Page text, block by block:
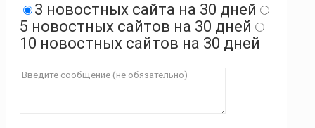
3 новостных сайта на 30 дней
5 новостных сайтов на 30 дней
10 новостных сайтов на 30 дней